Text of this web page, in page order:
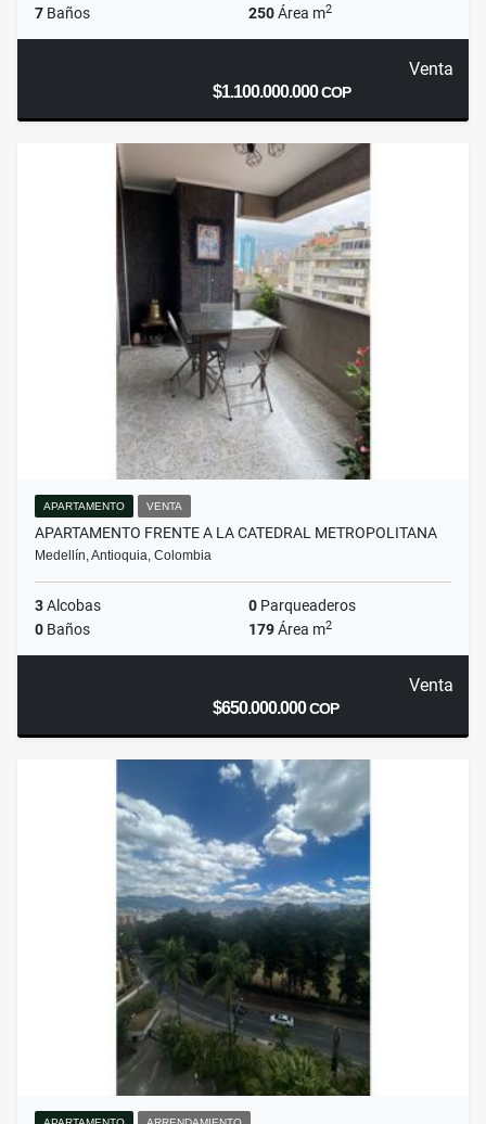
7 Baños 250Área m2
Venta
$1.100.000.000COP
APARTAMENTO VENTA
APARTAMENTO FRENTE A LA CATEDRAL METROPOLITANA
Medellín, Antioquia, Colombia
3Alcobas 0 Parqueaderos
0 Baños 179Área m2
Venta
$650.000.000COP